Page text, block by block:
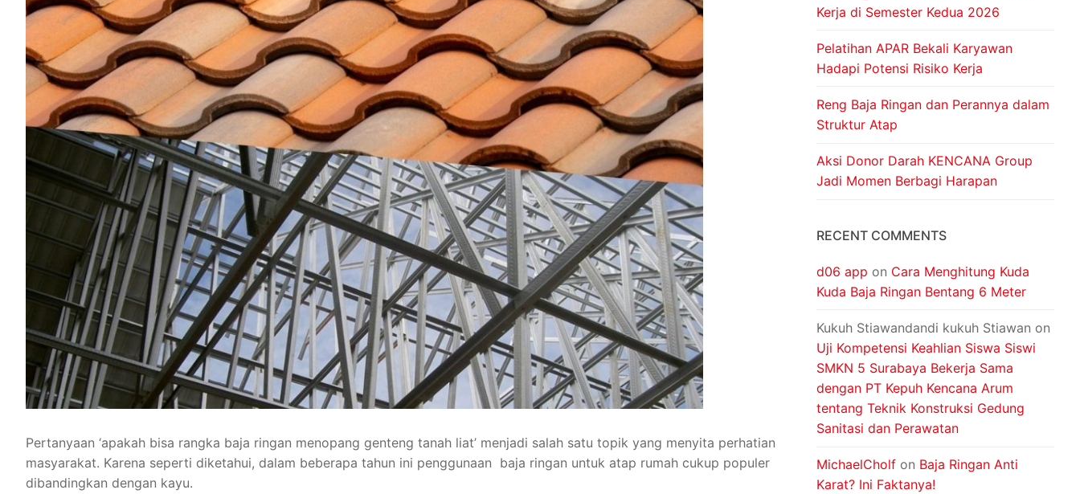
Pertanyaan ‘apakah bisa rangka baja ringan menopang genteng tanah liat’ menjadi salah satu topik yang menyita perhatian
masyarakat. Karena seperti diketahui, dalam beberapa tahun ini penggunaan baja ringan untuk atap rumah cukup populer
dibandingkan dengan kayu.
Kerja di Semester Kedua 2026
Pelatihan APAR Bekali Karyawan
Hadapi Potensi Risiko Kerja
Reng Baja Ringan dan Perannya dalam
Struktur Atap
Aksi Donor Darah KENCANA Group
Jadi Momen Berbagi Harapan
RECENT COMMENTS
d06 app on Cara Menghitung Kuda
Kuda Baja Ringan Bentang 6 Meter
Kukuh Stiawandandi kukuh Stiawan on
Uji Kompetensi Keahlian Siswa Siswi
SMKN 5 Surabaya Bekerja Sama
dengan PT Kepuh Kencana Arum
tentang Teknik Konstruksi Gedung
Sanitasi dan Perawatan
MichaelCholf on Baja Ringan Anti
Karat? Ini Faktanya!